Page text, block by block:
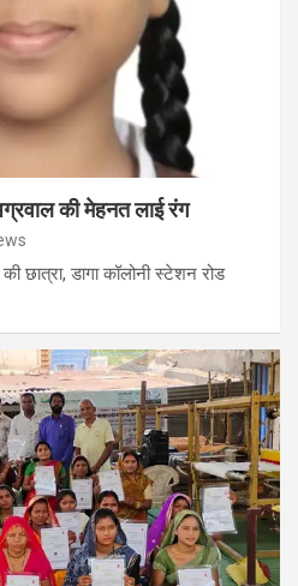
की मेहनत लाई रंग
छात्रा, डागा कॉलोनी स्टेशन रोड